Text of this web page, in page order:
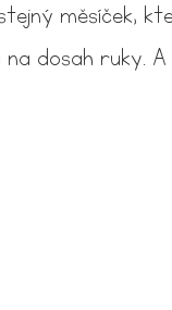
měsíček,
dosah ruky.